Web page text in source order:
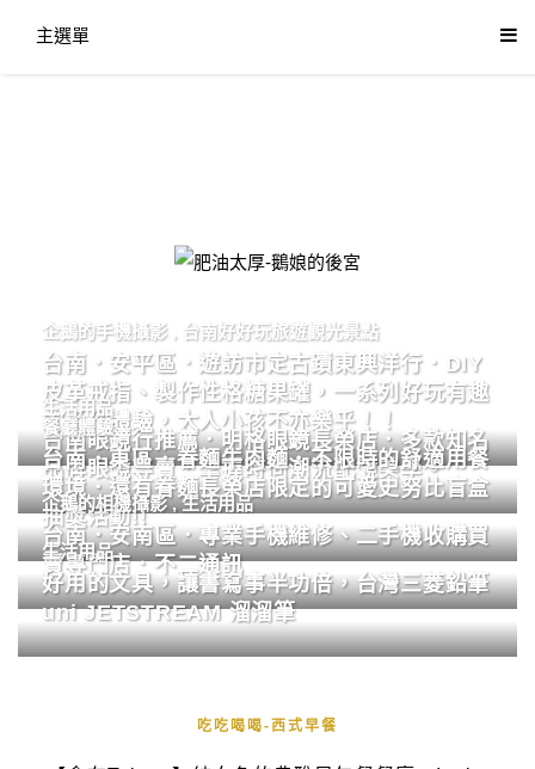
主選單
肥油太厚-鵝娘的後宮
企鵝的手機攝影 台南好好玩旅遊觀光景點
台南．安平區．遊訪市定古蹟東興洋行．DIY
皮革戒指、製作性格糖果罐，一系列好玩有趣
的手作體驗，大人小孩不亦樂乎！！
生活用品
台南眼鏡行推薦．明格眼鏡長榮店．多款知名
品牌眼鏡專賣．掌握時尚潮流配鏡美學。
餐廳體驗
台南．東區．眷麵牛肉麵．不限時的舒適用餐
環境．還有眷麵長榮店限定的可愛史努比盲盒
抽獎活動!!
企鵝的相機攝影,生活用品
台南．安南區．專業手機維修、二手機收購買
賣專門店．不二通訊
生活用品
好用的文具，讓書寫事半功倍，台灣三菱鉛筆
uni JETSTREAM 溜溜筆
吃吃喝喝-西式早餐